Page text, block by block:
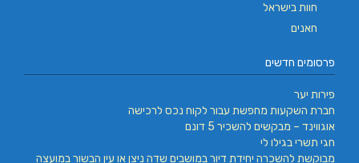
חוות בישראל
חאנים
פרסומים חדשים
פירות יער
חברת השקעות מחפשת עבור לקוח נכס לרכישה
אוגווינד – מבקשים להשכיר 5 דונם
חגי תשרי בגילו לי
מבוקשת להשכרה יחידת דיור במושבים שדה ניצן או עין הבשור במועצה